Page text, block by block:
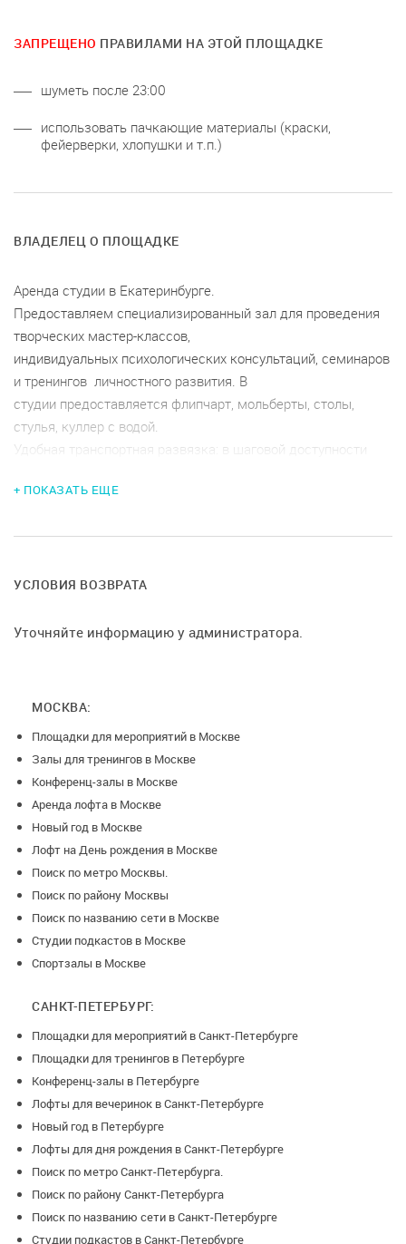
ЗАПРЕЩЕНО ПРАВИЛАМИ НА ЭТОЙ ПЛОЩАДКЕ
шуметь после 23:00
использовать пачкающие материалы (краски,
фейерверки, хлопушки и т.п.)
ВЛАДЕЛЕЦ О ПЛОЩАДКЕ
Аренда студии в Екатеринбурге.
Предоставляем специализированный зал для проведения
творческих мастер-классов,
индивидуальных психологических консультаций, семинаров
и тренингов личностного развития. В
студии предоставляется флипчарт, мольберты, столы,
стулья, куллер с водой.
Удобная транспортная развязка: в шаговой доступности
Парковка бесплатная или можно парковаться в Гринвиче
при отмене мероприятия менее чем за:
-2 дня до даты проведения, возврат 25%
+ ПОКАЗАТЬ ЕЩЕ
УСЛОВИЯ ВОЗВРАТА
Уточняйте информацию у администратора.
МОСКВА:
Площадки для мероприятий в Москве
Залы для тренингов в Москве
Конференц-залы в Москве
Аренда лофта в Москве
Новый год в Москве
Лофт на День рождения в Москве
Поиск по метро Москвы.
Поиск по району Москвы
Поиск по названию сети в Москве
Студии подкастов в Москве
Спортзалы в Москве
САНКТ-ПЕТЕРБУРГ:
Площадки для мероприятий в Санкт-Петербурге
Площадки для тренингов в Петербурге
Конференц-залы в Петербурге
Лофты для вечеринок в Санкт-Петербурге
Новый год в Петербурге
Лофты для дня рождения в Санкт-Петербурге
Поиск по метро Санкт-Петербурга.
Поиск по району Санкт-Петербурга
Поиск по названию сети в Санкт-Петербурге
Студии подкастов в Санкт-Петербурге